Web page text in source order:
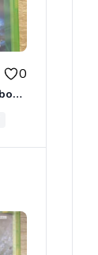
0
Mass Effect - Classics Edition Xbox 360